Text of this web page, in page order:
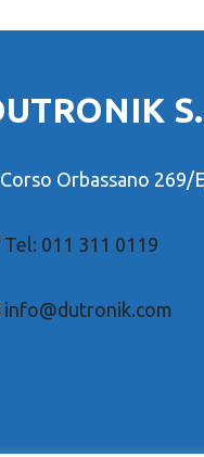
Orbassano 269/
Tel: 011 311 0119
info@dutronik.com